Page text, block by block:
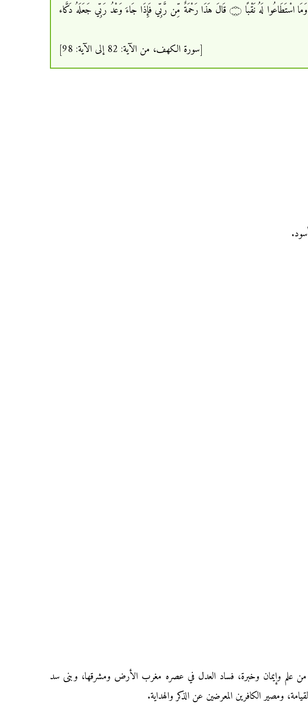
الصَّدَفَيْنِ قَالَ انفُخُوا حَتَّى إِذَا جَعَلَهُ نَارًا قَالَ آتُونِي أُفْرِغْ عَلَيْهِ قِطْرًا ۝ فَمَا اسْطَاعُوا أَن يَظْهَرُوهُ وَمَا اسْتَطَاعُوا لَهُ نَقْبًا ۝ قَالَ هَذَا رَحْمَةٌ مِّن رَّبِّي فَإِذَا جَاءَ وَعْدُ رَبِّي جَعَلَهُ دَكَّاء
[سورة الكهف، من الآية: 82 إلى الآية: 98]
من علم وإيمان وخبرة، فساد العدل في عصره مغرب الأرض ومشرقها، وبنى سد
ومصير الكافرين المعرضين عن الذكر والهداية.